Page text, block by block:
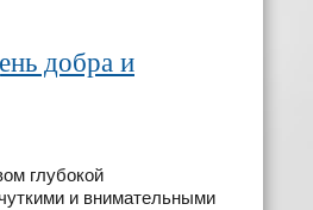
добра и
глубокой
и внимательными